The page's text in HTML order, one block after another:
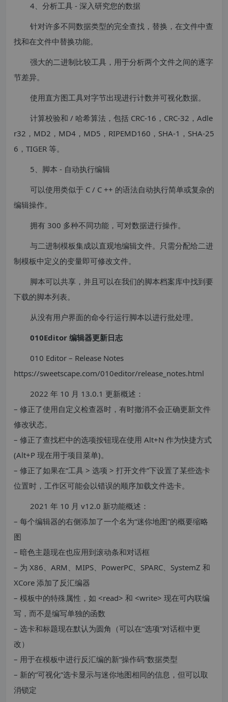
4、分析工具 - 深入研究您的数据
针对许多不同数据类型的完全查找，替换，在文件中查
找和在文件中替换功能。
强大的二进制比较工具，用于分析两个文件之间的逐字
节差异。
使用直方图工具对字节出现进行计数并可视化数据。
计算校验和 / 哈希算法，包括 CRC-16，CRC-32，Adle
r32，MD2，MD4，MD5，RIPEMD160，SHA-1，SHA-25
6，TIGER 等。
5、脚本 - 自动执行编辑
可以使用类似于 C / C ++ 的语法自动执行简单或复杂的
编辑操作。
拥有 300 多种不同功能，可对数据进行操作。
与二进制模板集成以直观地编辑文件。只需分配给二进
制模板中定义的变量即可修改文件。
脚本可以共享，并且可以在我们的脚本档案库中找到要
下载的脚本列表。
从没有用户界面的命令行运行脚本以进行批处理。
010Editor 编辑器更新日志
010 Editor – Release Notes
https://sweetscape.com/010editor/release_notes.html
2022 年 10 月 13.0.1 更新概述：
– 修正了使用自定义检查器时，有时撤消不会正确更新文件
修改状态。
– 修正了查找栏中的选项按钮现在使用 Alt+N 作为快捷方式
(Alt+P 现在用于项目菜单)。
– 修正了如果在“工具 > 选项 > 打开文件”下设置了某些选卡
位置时，工作区可能会以错误的顺序加载文件选卡。
2021 年 10 月 v12.0 新功能概述：
– 每个编辑器的右侧添加了一个名为“迷你地图”的概要缩略
图
– 暗色主题现在也应用到滚动条和对话框
– 为 X86、ARM、MIPS、PowerPC、SPARC、SystemZ 和
XCore 添加了反汇编器
– 模板中的特殊属性，如 <read> 和 <write> 现在可内联编
写，而不是编写单独的函数
– 选卡和标题现在默认为圆角（可以在“选项”对话框中更
改）
– 用于在模板中进行反汇编的新“操作码”数据类型
– 新的“可视化”选卡显示与迷你地图相同的信息，但可以取
消锁定